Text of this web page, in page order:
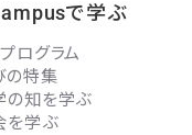
で学ぶ
ログラム
の特集
の知を学ぶ
を学ぶ